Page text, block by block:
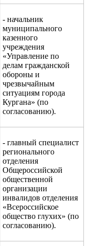
- начальник
муниципального
казенного
учреждения
«Управление по
делам гражданской
обороны и
чрезвычайным
ситуациям города
Кургана» (по
согласованию).
- главный специалист
регионального
отделения
Общероссийской
общественной
организации
инвалидов отделения
«Всероссийское
общество глухих» (по
согласованию).